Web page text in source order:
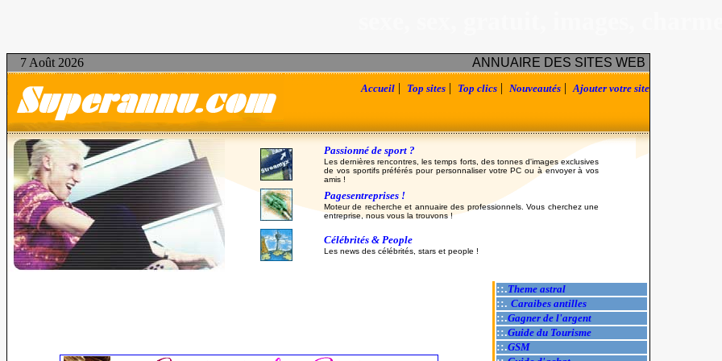
7 Août 2026 ANNUAIRE DES SITES WEB
Accueil | Top sites | Top clics | Nouveautés |Ajouter votre site
Passionné de sport ?
Les dernières rencontres, les temps forts, des tonnes d'images exclusives
de vos sportifs préférés pour personnaliser votre PC ou à envoyer à vos
amis !
Pagesentreprises !
Moteur de recherche et annuaire des professionnels. Vous cherchez une
entreprise, nous vous la trouvons !
Célébrités & People
Les news des célébrités, stars et people !
::.Theme astral
::. Caraibes antilles
::.Gagner de l'argent
::.Guide du Tourisme
::.GSM